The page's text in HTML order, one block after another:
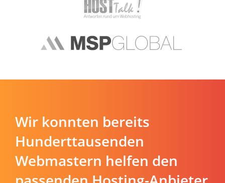
Wir konnten bereits
Hunderttausenden
Webmastern helfen den